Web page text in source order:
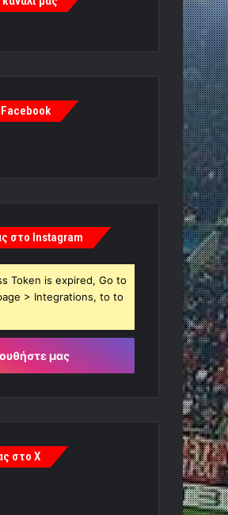
στο Instagram
Token is expired, Go to
> Integrations, to to
μας
στο X